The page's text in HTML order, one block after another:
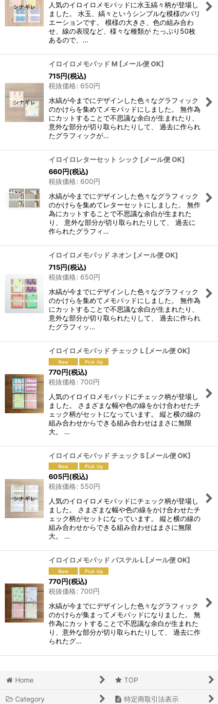
人気のイロイロメモパッドに水玉縞々柄が登場し
ました。 水玉、縞々というシンプルな模様のバリ
エーションです。 模様の大きさ、色の組み合わ
せ、線の表現など、様々な種類が たっぷり50枚
あるので、…
イロイロメモパッド M [メール便 OK]
715円(税込)
税抜価格: 650円
水縞が今までにデザインした色々なグラフィック
のかけらを集めてメモパッドにしました。 無作為
にカットすることで不思議な余白が生まれたり、
意外な部分が切り取られたりして、 過去に作られ
たグラフィックが…
イロイロレターセット シック [メール便 OK]
660円(税込)
税抜価格: 600円
水縞が今までにデザインした色々なグラフィック
のかけらを集めてレターセットにしました。 無作
為にカットすることで不思議な余白が生まれた
り、 意外な部分が切り取られたりして、 過去に
作られたグラフィ…
イロイロメモパッド ネオン [メール便 OK]
715円(税込)
税抜価格: 650円
水縞が今までにデザインした色々なグラフィック
のかけらを集めてメモパッドにしました。 無作為
にカットすることで不思議な余白が生まれたり、
意外な部分が切り取られたりして、 過去に作られ
たグラフィッ…
イロイロメモパッド チェック L [メール便 OK]
770円(税込)
税抜価格: 700円
人気のイロイロメモパッドにチェック柄が登場し
ました。 さまざまな幅や色の線をかけ合わせたチ
ェック柄がセットになっています。 縦と横の線の
組み合わせからできる組み合わせはまさに無限
大。 …
イロイロメモパッド チェック S [メール便 OK]
605円(税込)
税抜価格: 550円
人気のイロイロメモパッドにチェック柄が登場し
ました。 さまざまな幅や色の線をかけ合わせたチ
ェック柄がセットになっています。 縦と横の線の
組み合わせからできる組み合わせはまさに無限
大。 …
イロイロメモパッド パステル L [メール便 OK]
770円(税込)
税抜価格: 700円
水縞が今までにデザインした色々なグラフィック
のかけらが集まってメモパッドになりました。 無
作為にカットすることで不思議な余白が生まれた
り、意外な部分が切り取られたりして、 過去に作
られたグ…
Home TOP
Category 特定商取引法表示